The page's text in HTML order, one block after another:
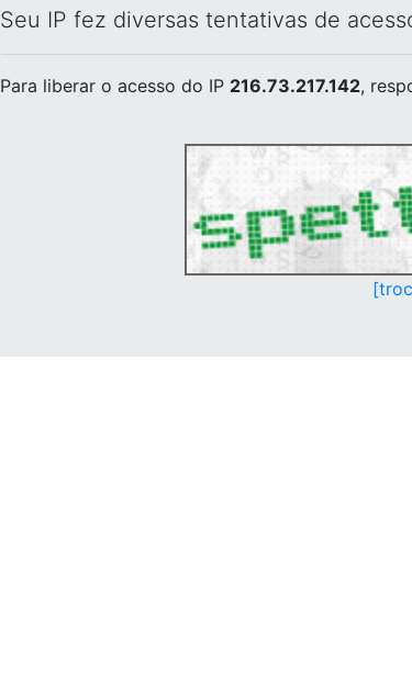
Seu IP fez diversas tentativas de
Para liberar o acesso do IP 216.73.217.142,